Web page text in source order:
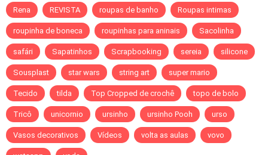
Rena REVISTA roupas de banho Roupas intimas
roupinha de boneca roupinhas para aninais Sacolinha
safári Sapatinhos Scrapbooking sereia silicone
Sousplast star wars string art super mario
Tecido tilda Top Cropped de crochê topo de bolo
Tricô unicornio ursinho ursinho Pooh urso
Vasos decorativos Vídeos volta as aulas vovo